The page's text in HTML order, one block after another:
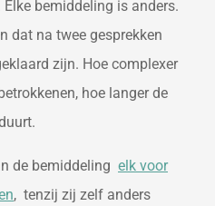
Elke bemiddeling is anders.
dat na twee gesprekken
zijn. Hoe complexer
hoe langer de
de bemiddeling elk voor
, tenzij zij zelf anders